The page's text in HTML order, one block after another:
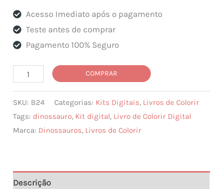
Acesso Imediato após o pagamento
Teste antes de comprar
Pagamento 100% Seguro
Arquivo
Kit
Livro
De
quantidade
COMPRAR
SKU: B24 Categorias: Kits Digitais, Livros de Colorir
Tags: dinossauro, Kit digital, Livro de Colorir Digital
Marca: Dinossauros, Livros de Colorir
Descrição